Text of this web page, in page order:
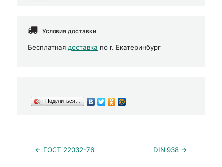
Условия доставки
Бесплатная доставка по г. Екатеринбург
Поделиться…
← ГОСТ 22032-76 DIN 938 →